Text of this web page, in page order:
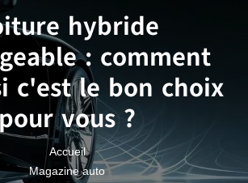
hybride
: comment
c'est le bon choix
pour vous ?
Accueil
Magazine auto